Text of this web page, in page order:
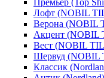
Премьер (Top
Лофт (NOBIL
Верона (NOBIL
Акцент (NOBIL
Вест (NOBIL
Шервуд (NOBIL
Классик